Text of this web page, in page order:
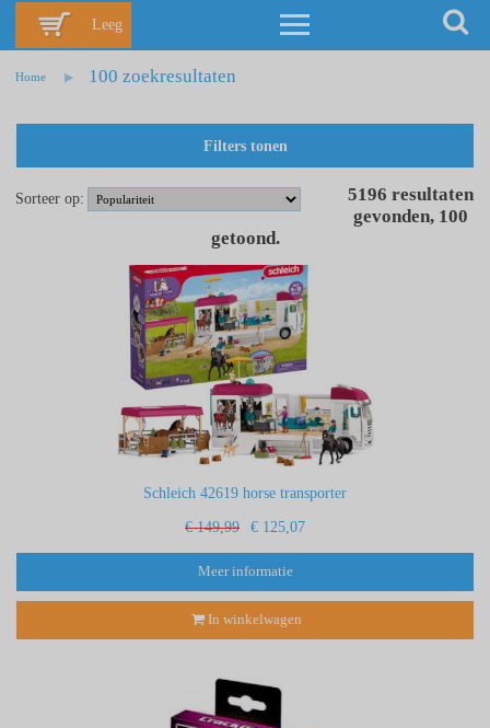
Leeg
Home 100 zoekresultaten
Filters tonen
Sorteer op: 5196 resultaten
gevonden, 100
getoond.
Schleich 42619 horse transporter
€ 149,99 € 125,07
Meer informatie
In winkelwagen